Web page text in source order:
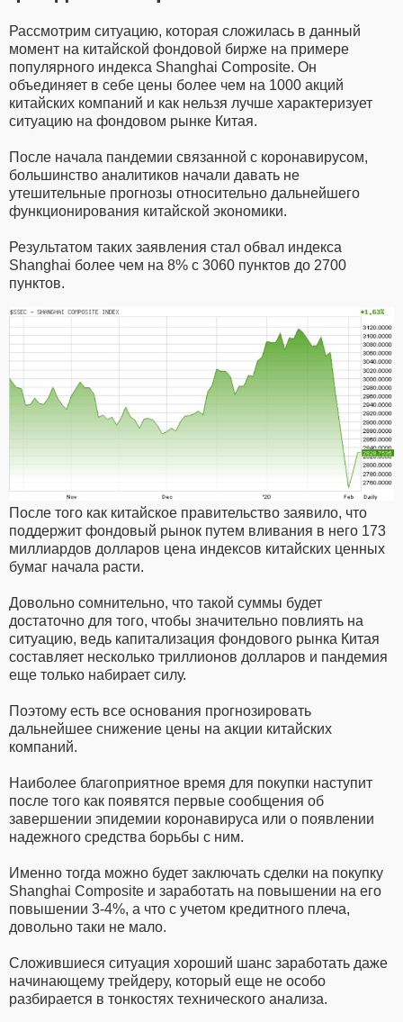
Рассмотрим ситуацию, которая сложилась в данный
момент на китайской фондовой бирже на примере
популярного индекса Shanghai Composite. Он
объединяет в себе цены более чем на 1000 акций
китайских компаний и как нельзя лучше характеризует
ситуацию на фондовом рынке Китая.
После начала пандемии связанной с коронавирусом,
большинство аналитиков начали давать не
утешительные прогнозы относительно дальнейшего
функционирования китайской экономики.
Результатом таких заявления стал обвал индекса
Shanghai более чем на 8% с 3060 пунктов до 2700
пунктов.
После того как китайское правительство заявило, что
поддержит фондовый рынок путем вливания в него 173
миллиардов долларов цена индексов китайских ценных
бумаг начала расти.
Довольно сомнительно, что такой суммы будет
достаточно для того, чтобы значительно повлиять на
ситуацию, ведь капитализация фондового рынка Китая
составляет несколько триллионов долларов и пандемия
еще только набирает силу.
Поэтому есть все основания прогнозировать
дальнейшее снижение цены на акции китайских
компаний.
Наиболее благоприятное время для покупки наступит
после того как появятся первые сообщения об
завершении эпидемии коронавируса или о появлении
надежного средства борьбы с ним.
Именно тогда можно будет заключать сделки на покупку
Shanghai Composite и заработать на повышении на его
повышении 3-4%, а что с учетом кредитного плеча,
довольно таки не мало.
Сложившиеся ситуация хороший шанс заработать даже
начинающему трейдеру, который еще не особо
разбирается в тонкостях технического анализа.